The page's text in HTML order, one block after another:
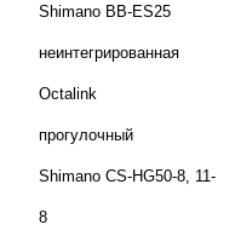
Shimano BB-ES25
неинтегрированная
Octalink
прогулочный
Shimano CS-HG50-8, 11-
8